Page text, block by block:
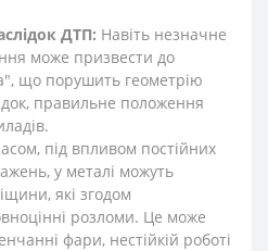
ДТП: Навіть незначне
може призвести до
що порушить геометрію
правильне положення
під впливом постійних
у металі можуть
які згодом
розломи. Це може
фари, нестійкій роботі